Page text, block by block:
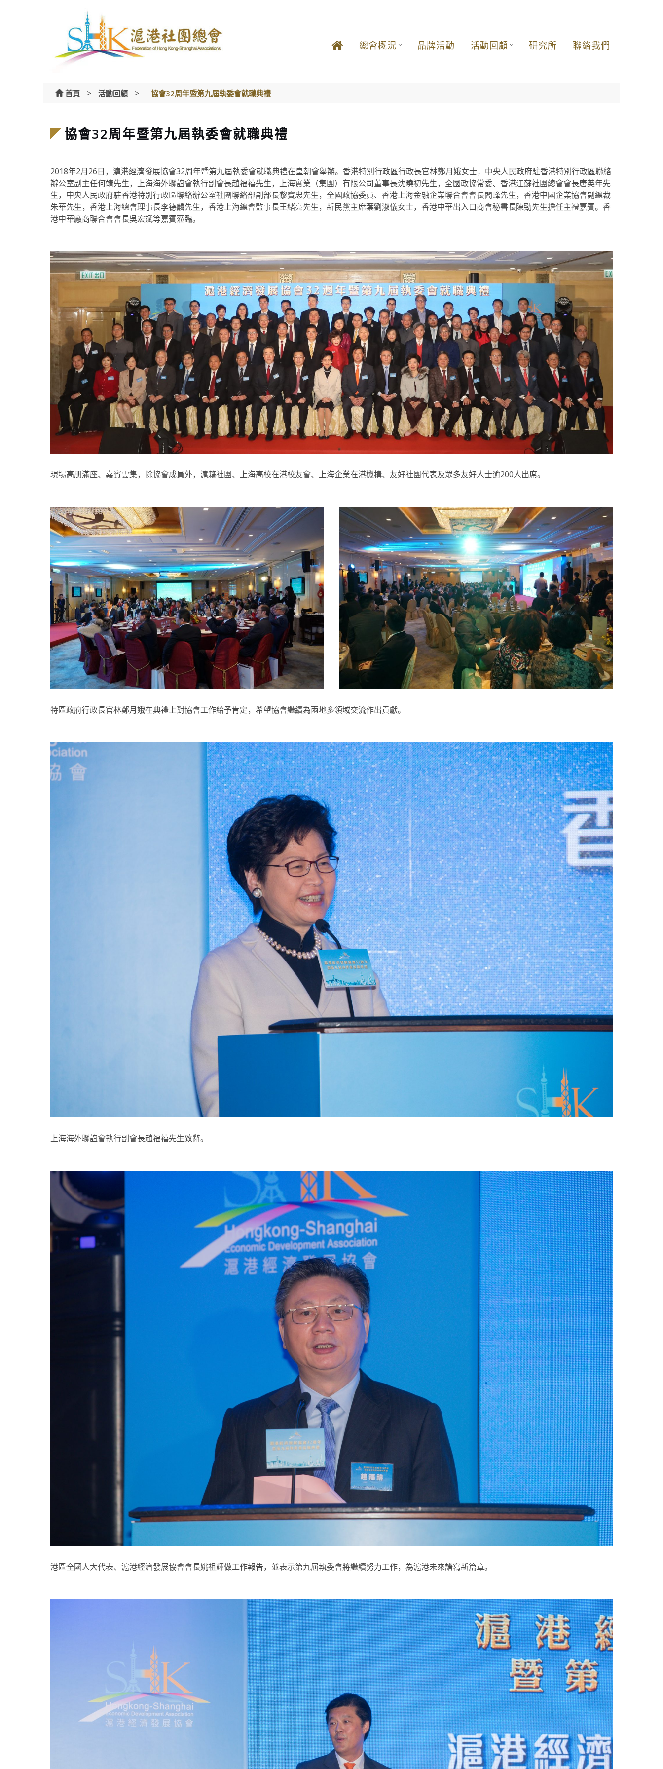
總會概況 品牌活動 活動回顧 研究所 聯絡我們
首頁 > 活動回顧 > 協會32周年暨第九屆執委會就職典禮
協會32周年暨第九屆執委會就職典禮
2018年2月26日，滬港經濟發展協會32周年暨第九屆執委會就職典禮在皇朝會舉辦。香港特別行政區行政長官林鄭月娥女士，中央人民政府駐香港特別行政區聯絡
辦公室副主任何靖先生，上海海外聯誼會執行副會長趙福禧先生，上海實業（集團）有限公司董事長沈曉初先生，全國政協常委、香港江蘇社團總會會長唐英年先
生，中央人民政府駐香港特別行政區聯絡辦公室社團聯絡部副部長黎寶忠先生，全國政協委員、香港上海金融企業聯合會會長閻峰先生，香港中國企業協會副總裁
朱華先生，香港上海總會理事長李德麟先生，香港上海總會監事長王緒亮先生，新民黨主席葉劉淑儀女士，香港中華出入口商會秘書長陳勁先生擔任主禮嘉賓。香
港中華廠商聯合會會長吳宏斌等嘉賓蒞臨。
現場高朋滿座、嘉賓雲集，除協會成員外，滬籍社團、上海高校在港校友會、上海企業在港機構、友好社團代表及眾多友好人士逾200人出席。
特區政府行政長官林鄭月娥在典禮上對協會工作給予肯定，希望協會繼續為兩地多領域交流作出貢獻。
上海海外聯誼會執行副會長趙福禧先生致辭。
港區全國人大代表、滬港經濟發展協會會長姚祖輝做工作報告，並表示第九屆執委會將繼續努力工作，為滬港未來譜寫新篇章。